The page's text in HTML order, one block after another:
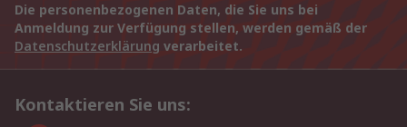
Die personenbezogenen Daten, die Sie uns bei
Anmeldung zur Verfügung stellen, werden gemäß der
Datenschutzerklärung verarbeitet.
Kontaktieren Sie uns: